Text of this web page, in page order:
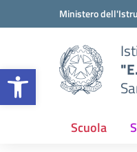
Apri la barra
Vai ai contenuti
Vai al menu di navigazione
Ministero
Scuola